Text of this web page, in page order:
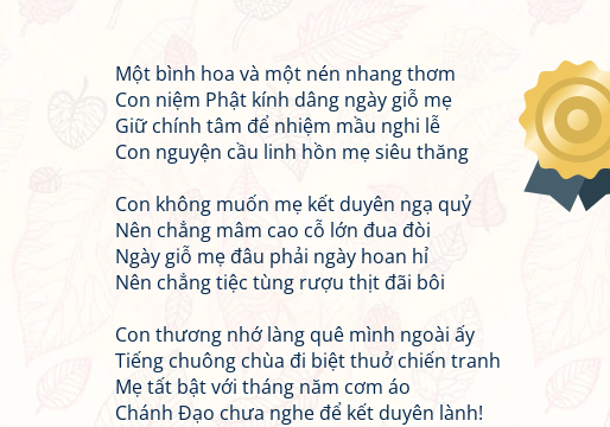
Một bình hoa và một nén nhang thơm
Con niệm Phật kính dâng ngày giỗ mẹ
Giữ chính tâm để nhiệm mầu nghi lễ
Con nguyện cầu linh hồn mẹ siêu thăng
Con không muốn mẹ kết duyên ngạ quỷ
Nên chẳng mâm cao cỗ lớn đua đòi
Ngày giỗ mẹ đâu phải ngày hoan hỉ
Nên chẳng tiệc tùng rượu thịt đãi bôi
Con thương nhớ làng quê mình ngoài ấy
Tiếng chuông chùa đi biệt thuở chiến tranh
Mẹ tất bật với tháng năm cơm áo
Chánh Đạo chưa nghe để kết duyên lành!